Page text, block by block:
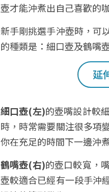
壺才能沖煮出自己喜歡的
新手剛挑選手沖壺時，可
的種類是 ： 細口壺及鶴嘴
延
細口壺(左)的壺嘴設計較
時，時常需要關注很多項
你在充足的時間下一邊沖
鶴嘴壺(右)的壺口較寬，
壺較適合已經有一段手沖